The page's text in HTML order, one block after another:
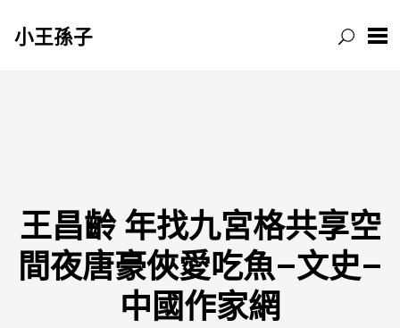
小王孫子
王昌齡 年找九宮格共享空
間夜唐豪俠愛吃魚–文史–
中國作家網